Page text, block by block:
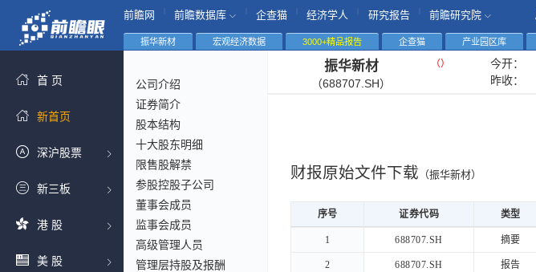
前瞻网 前瞻数据库 企查猫 经济学人 研究报告 前瞻研究院
首 页
新首页
深沪股票
新三板
港 股
美 股
振华新材 宏观经济数据 3000+精品报告 企查猫 产业园区库
公司介绍
证券简介
股本结构
十大股东明细
限售股解禁
参股控股子公司
董事会成员
监事会成员
高级管理人员
管理层持股及报酬
振华新材
（688707.SH）
（） 今开：
昨收：
财报原始文件下载 （振华新材）
序号 证券代码 类型
序号
证券代码 类型
1 688707.SH 摘要
2 688707.SH 报告
序号
1
2